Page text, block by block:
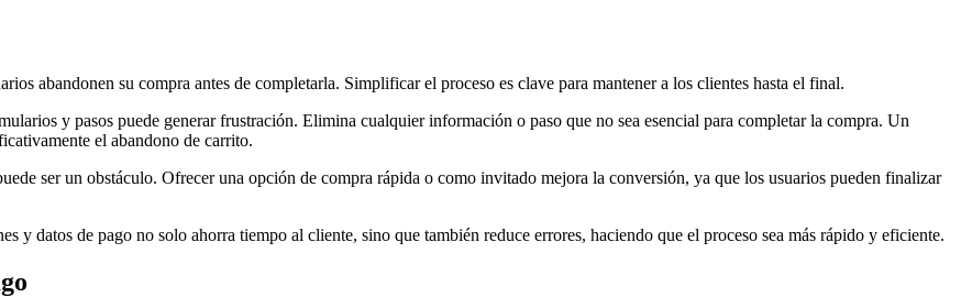
abandonen su compra antes de completarla. Simplificar el proceso es clave para mantener a los clientes hasta el final.
y pasos puede generar frustración. Elimina cualquier información o paso que no sea esencial para completar la compra. Un
el abandono de carrito.
ser un obstáculo. Ofrecer una opción de compra rápida o como invitado mejora la conversión, ya que los usuarios pueden finalizar
y datos de pago no solo ahorra tiempo al cliente, sino que también reduce errores, haciendo que el proceso sea más rápido y eficiente.